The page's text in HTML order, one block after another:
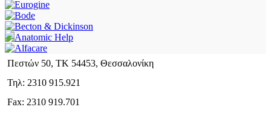
Πεστών 50, ΤΚ 54453, Θεσσαλονίκη
Τηλ: 2310 915.921
Fax: 2310 919.701